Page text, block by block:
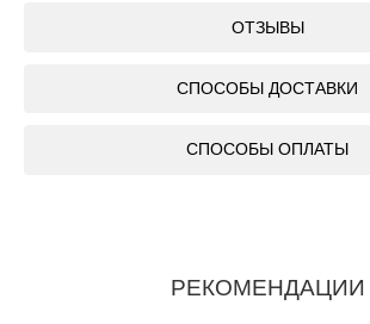
ОТЗЫВЫ
СПОСОБЫ ДОСТАВКИ
СПОСОБЫ ОПЛАТЫ
РЕКОМЕНДАЦИИ